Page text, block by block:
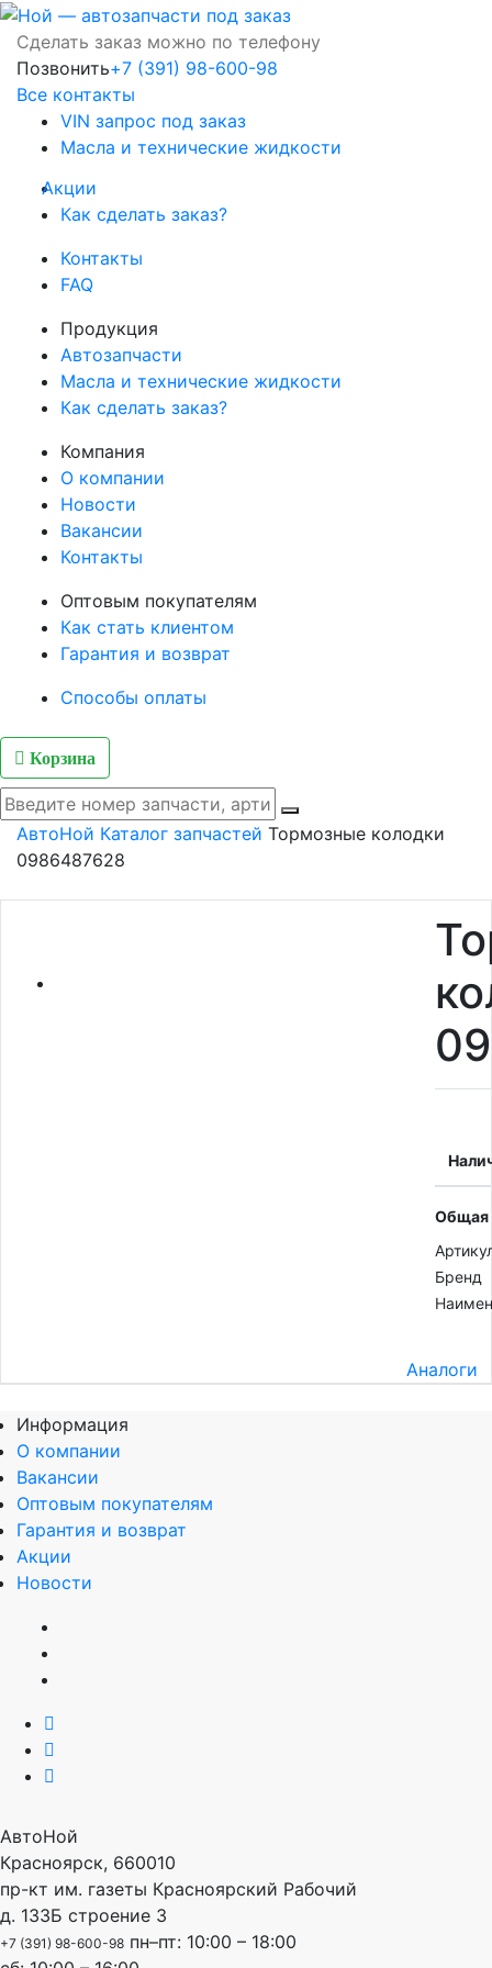
Сделать заказ можно по телефону
Позвонить+7 (391) 98-600-98
Все контакты
VIN запрос под заказ
Масла и технические жидкости
Акции
Как сделать заказ?
Контакты
FAQ
Продукция
Автозапчасти
Масла и технические жидкости
Как сделать заказ?
Компания
О компании
Новости
Вакансии
Контакты
Оптовым покупателям
Как стать клиентом
Гарантия и возврат
Способы оплаты
Корзина
АвтоНой Каталог запчастей Тормозные колодки
0986487628
Общая
Бренд
Аналоги
Информация
О компании
Вакансии
Оптовым покупателям
Гарантия и возврат
Акции
Новости
АвтоНой
Красноярск, 660010
пр-кт им. газеты Красноярский Рабочий
д. 133Б строение 3
+7 (391) 98-600-98 пн–пт: 10:00 – 18:00